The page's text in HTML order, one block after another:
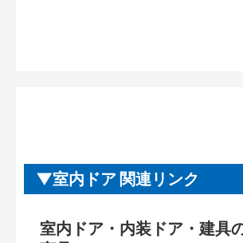
室内ドア 関連リンク
室内ドア・内装ドア・建具